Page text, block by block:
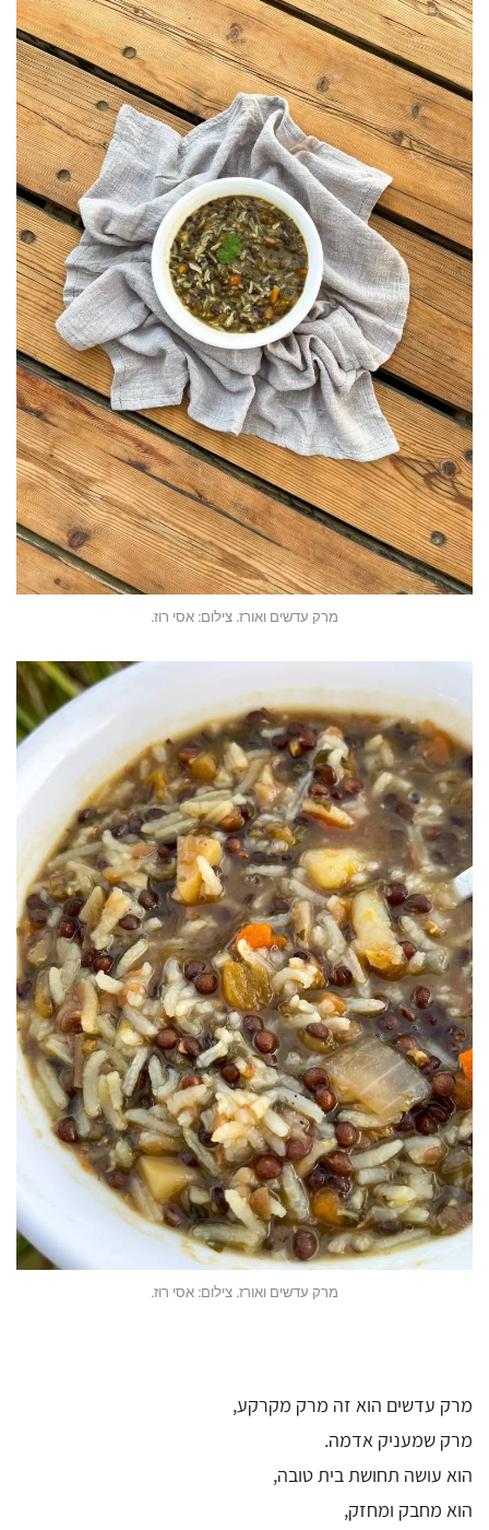
מרק עדשים ואורז. צילום: אסי רוז.
מרק עדשים ואורז. צילום: אסי רוז.
מרק עדשים הוא זה מרק מקרקע,
מרק שמעניק אדמה.
הוא עושה תחושת בית טובה,
הוא מחבק ומחזק,